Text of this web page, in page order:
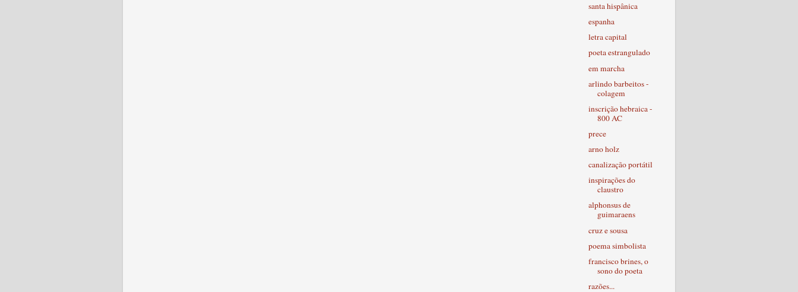
santa hispânica
espanha
letra capital
poeta estrangulado
em marcha
arlindo barbeitos -
colagem
inscrição hebraica -
800 AC
prece
arno holz
canalização portátil
inspirações do
claustro
alphonsus de
guimaraens
cruz e sousa
poema simbolista
francisco brines, o
sono do poeta
razões...